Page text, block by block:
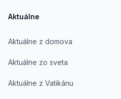
Aktuálne
Aktuálne z domova
Aktuálne zo sveta
Aktuálne z Vatikánu